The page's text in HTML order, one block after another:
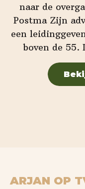
naar de
Postma Zijn
een
boven de 55.
ARJAN OP